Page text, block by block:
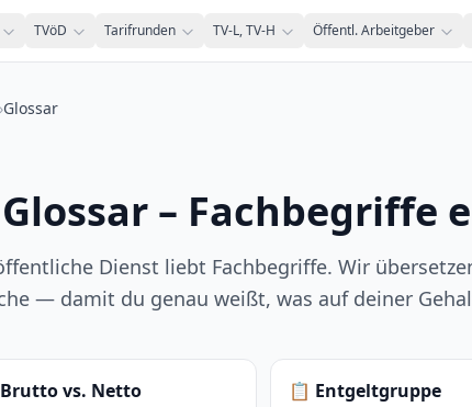
TVöD Tarifrunden TV-L, TV-H Öffentl. Arbeitgeber
›Glossar
Glossar –
Dienst liebt Fachbegriffe. Wir
— damit du genau weißt, was auf deiner
Brutto vs. Netto 📋 Entgeltgruppe